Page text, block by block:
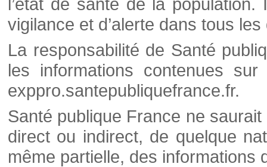
vigilance et d’alerte dans tous
La responsabilité de Santé
les informations contenues
exppro.santepubliquefrance.fr.
Santé publique France ne
direct ou indirect, de quelque
même partielle, des informations